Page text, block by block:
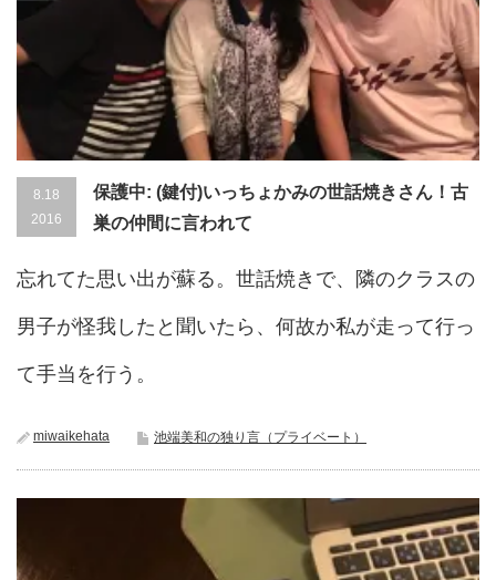
8.18
2016
保護中: (鍵付)いっちょかみの世話焼きさん！古
巣の仲間に言われて
忘れてた思い出が蘇る。世話焼きで、隣のクラスの
男子が怪我したと聞いたら、何故か私が走って行っ
て手当を行う。
miwaikehata 池端美和の独り言（プライベート）